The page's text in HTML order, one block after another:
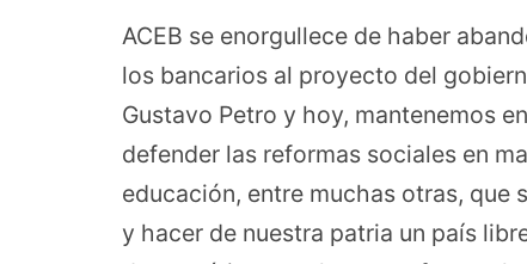
ACEB se enorgullece de haber
los bancarios al proyecto del
Gustavo Petro y hoy, mantenemos
defender las reformas sociales en
educación, entre muchas otras, que
y hacer de nuestra patria un país